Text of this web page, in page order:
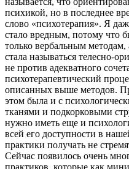
психикой, но в последнее
слово «психотерапия». Я
стало вредным, потому что
только вербальным методам,
стала называться телесно-
не против адекватного
психотерапевтический
описанных выше методов.
этом была и с
тканями и подкорковыми
нужно иметь еще и
всей его доступности в
практики получать не
Сейчас появилось очень
практиков, которые как